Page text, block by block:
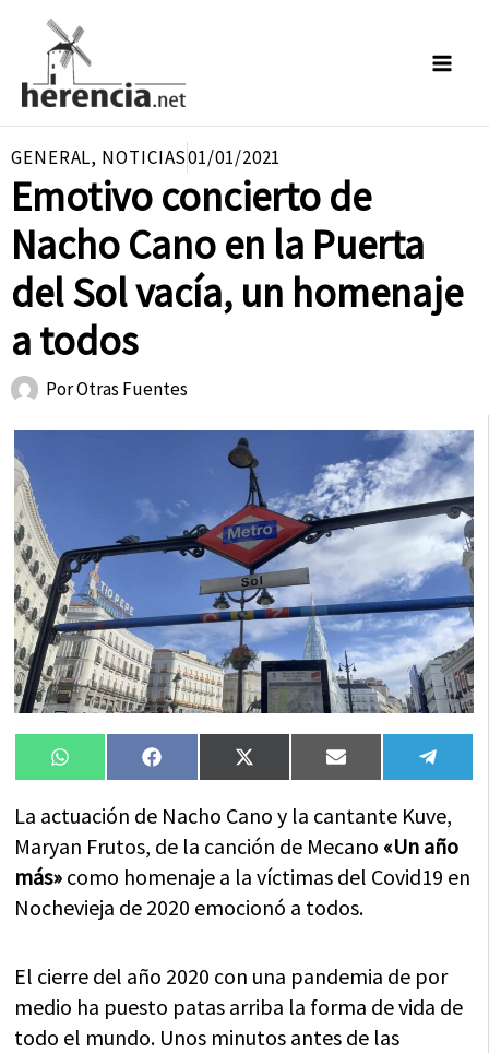
contenido
GENERAL, NOTICIAS01/01/2021
Emotivo concierto de
Nacho Cano en la Puerta
del Sol vacía, un homenaje
a todos
PorOtras Fuentes
Compartir
en
WhatsAppCompartir
en
FacebookCompartir
en
X
(Twitter)
Compartir
en
Email
en
La actuación de Nacho Cano y la cantante Kuve,
Maryan Frutos, de la canción de Mecano «Un año
más» como homenaje a la víctimas del Covid19 en
Nochevieja de 2020 emocionó a todos.
El cierre del año 2020 con una pandemia de por
medio ha puesto patas arriba la forma de vida de
todo el mundo. Unos minutos antes de las